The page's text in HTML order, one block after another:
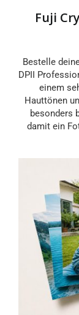
Fuji
Bestelle
DPII
einem
Hauttönen
besonders
damit ein